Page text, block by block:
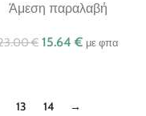
Άμεση παραλαβή
€ 15.64 € με φπα
13 14 →